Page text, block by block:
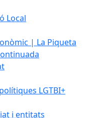
Local
| La Piqueta
LGTBI+
i entitats